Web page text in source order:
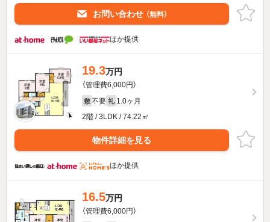
お問い合わせ （無料）
ほか提供
19.3万円
（管理費6,000円）
敷 不要 礼 1.0ヶ月
2階 / 3LDK / 74.22㎡
物件詳細を見る
ほか提供
16.5万円
（管理費6,000円）